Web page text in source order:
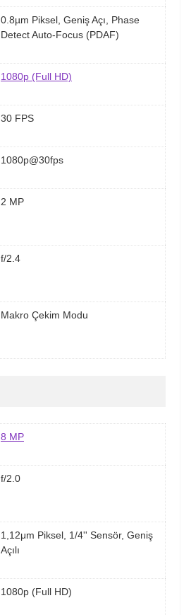
0.8µm Piksel, Geniş Açı, Phase
Detect Auto-Focus (PDAF)
1080p (Full HD)
30 FPS
1080p@30fps
2 MP
f/2.4
Makro Çekim Modu
8 MP
f/2.0
1,12μm Piksel, 1/4'' Sensör, Geniş
Açılı
1080p (Full HD)